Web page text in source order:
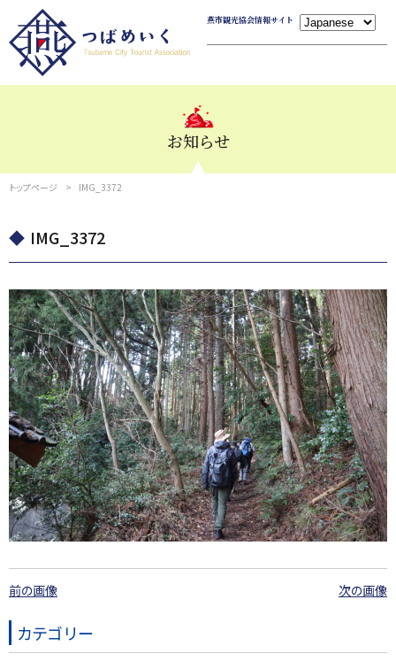
燕市観光協会情報サイト
お知らせ
トップページ IMG_3372
IMG_3372
前の画像 次の画像
カテゴリー